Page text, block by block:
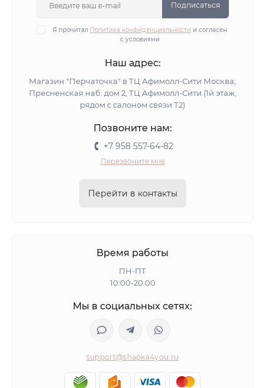
Подписаться
Я прочитал Политика конфиденциальности и согласен
с условиями
Наш адрес:
Магазин "Перчаточка" в ТЦ Афимолл-Сити Москва,
Пресненская наб. дом 2, ТЦ Афимолл-Сити (1й этаж,
рядом с салоном связи Т2)
Позвоните нам:
+7 958 557-64-82
Перезвоните мне
Перейти в контакты
Время работы
ПН-ПТ
10:00-20:00
Мы в социальных сетях:
support@shapka4you.ru